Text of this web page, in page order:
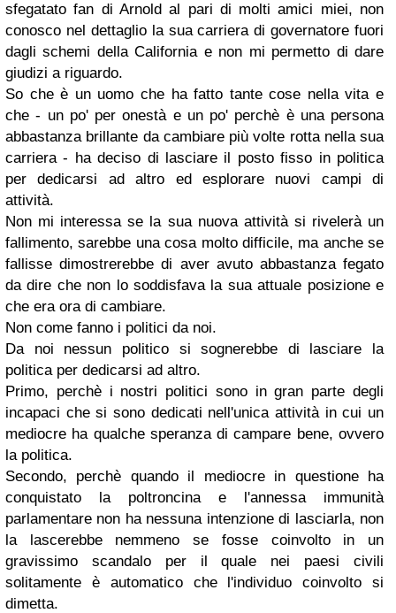
sfegatato fan di Arnold al pari di molti amici miei, non
conosco nel dettaglio la sua carriera di governatore fuori
dagli schemi della California e non mi permetto di dare
giudizi a riguardo.
So che è un uomo che ha fatto tante cose nella vita e
che - un po' per onestà e un po' perchè è una persona
abbastanza brillante da cambiare più volte rotta nella sua
carriera - ha deciso di lasciare il posto fisso in politica
per dedicarsi ad altro ed esplorare nuovi campi di
attività.
Non mi interessa se la sua nuova attività si rivelerà un
fallimento, sarebbe una cosa molto difficile, ma anche se
fallisse dimostrerebbe di aver avuto abbastanza fegato
da dire che non lo soddisfava la sua attuale posizione e
che era ora di cambiare.
Non come fanno i politici da noi.
Da noi nessun politico si sognerebbe di lasciare la
politica per dedicarsi ad altro.
Primo, perchè i nostri politici sono in gran parte degli
incapaci che si sono dedicati nell'unica attività in cui un
mediocre ha qualche speranza di campare bene, ovvero
la politica.
Secondo, perchè quando il mediocre in questione ha
conquistato la poltroncina e l'annessa immunità
parlamentare non ha nessuna intenzione di lasciarla, non
la lascerebbe nemmeno se fosse coinvolto in un
gravissimo scandalo per il quale nei paesi civili
solitamente è automatico che l'individuo coinvolto si
dimetta.